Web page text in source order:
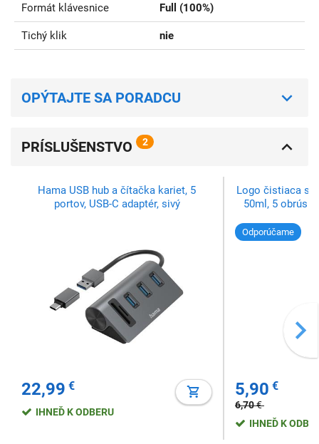
Formát klávesnice Full (100%)
Tichý klik nie
OPÝTAJTE SA PORADCU
PRÍSLUŠENSTVO 2
Hama USB hub a čítačka kariet, 5
portov, USB-C adaptér, sivý
22,99 €
IHNEĎ K ODBERU
Logo čistiaca
50ml, 5
Odporúčame
5,90 €
6,70€
IHNEĎ K